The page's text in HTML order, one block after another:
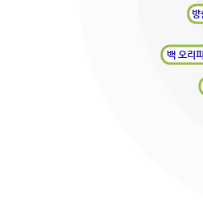
백 오리